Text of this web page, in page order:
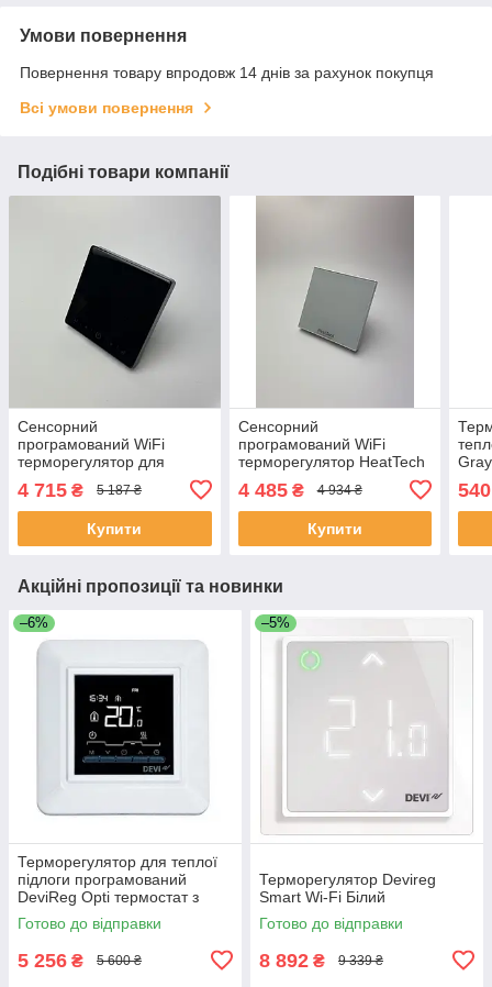
Умови повернення
Повернення товару впродовж 14 днів за рахунок покупця
Всі умови повернення
Подібні товари компанії
Сенсорний
програмований WiFi
терморегулятор для
теплої підлоги HeatTech
HTW122-240 термостат,
теплорегулятор
4 715 ₴ 5 187 ₴
Купити
Сенсорний
програмований WiFi
терморегулятор HeatTech
теплої підлоги
4 485₴ 4 934 ₴
Купити
540
Акційні пропозиції та новинки
–6%
Терморегулятор для теплої
підлоги програмований
DeviReg Opti термостат з
виносним датчиком для дому
Готово до відправки
5 256 ₴ 5 600 ₴
–5%
Терморегулятор Devireg
Smart Wi-Fi Білий
Готово до відправки
8 892 ₴ 9 339 ₴